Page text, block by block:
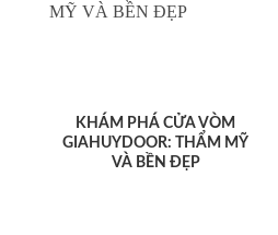
KHÁM PHÁ CỬA VÒM
GIAHUYDOOR: THẨM MỸ
VÀ BỀN ĐẸP